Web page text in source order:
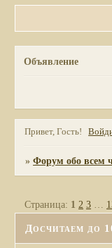
Объявление
Привет, Гость!
»Форум обо всем
Досчитаем до
Страница: 1 2 3